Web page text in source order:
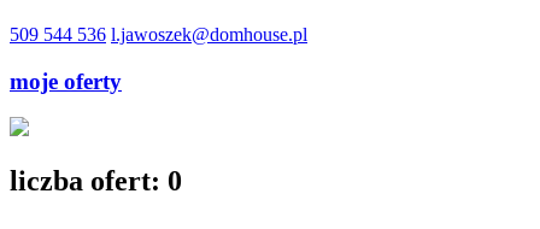
509 544 536 l.jawoszek@domhouse.pl
moje oferty
liczba ofert: 0